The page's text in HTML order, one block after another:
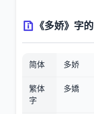
《多娇》字
简体 多娇
繁体
字
多嬌